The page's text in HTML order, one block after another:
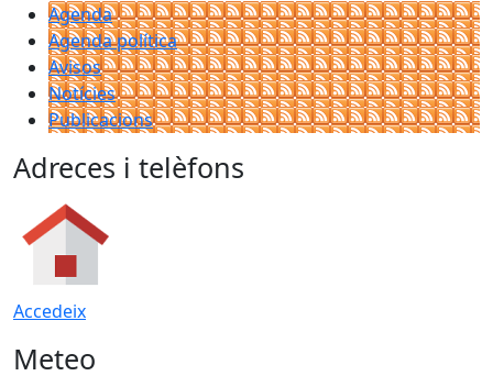
Agenda
Agenda política
Avisos
Notícies
Publicacions
Adreces i telèfons
Accedeix
Meteo